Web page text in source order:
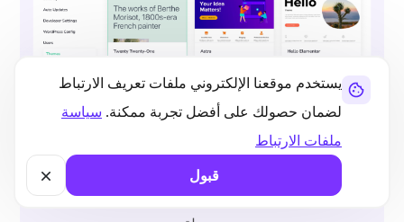
يستخدم موقعنا الإلكتروني ملفات تعريف الارتباط
لضمان حصولك على أفضل تجربة ممكنة. سياسة
ملفات الارتباط
قبول
السمات المميزة وأدوات النسخ
بتنشيطها، والنسخ الاحتياطي لها، وتحديث نظامك